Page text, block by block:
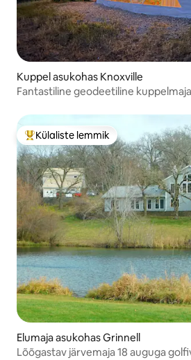
Kuppel asukohas Knoxville
Fantastiline geodeetiline
Külaliste suur lemmik
Külaliste lemmik
Elumaja asukohas Grinnell
Lõõgastav järvemaja 18 auguga